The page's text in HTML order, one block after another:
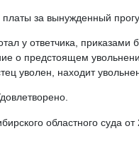
за вынужденный
у ответчика,
о предстоящем
уволен, находит
областного суда